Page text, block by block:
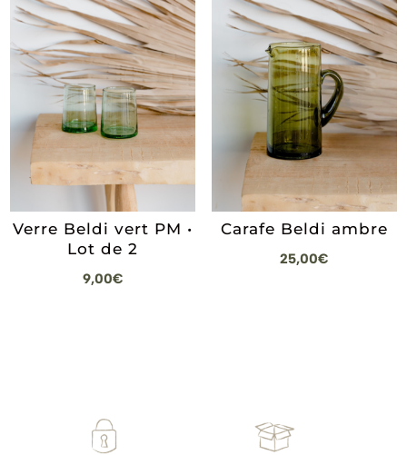
38,00€
Verre Beldi vert PM •
Lot de 2
9,00€
Carafe Beldi ambre
25,00€